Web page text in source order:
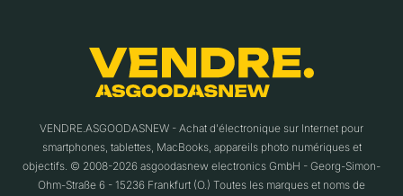
VENDRE.ASGOODASNEW - Achat d'électronique sur Internet pour
smartphones, tablettes, MacBooks, appareils photo numériques et
objectifs. © 2008-2026 asgoodasnew electronics GmbH - Georg-Simon-
Ohm-Straße 6 - 15236 Frankfurt (O.) Toutes les marques et noms de